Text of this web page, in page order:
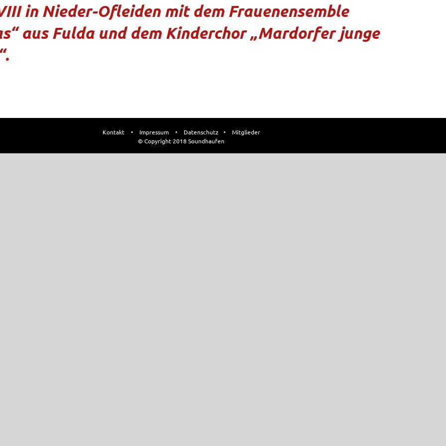
in Nieder-Ofleiden mit dem Frauenensemble
aus Fulda und dem Kinderchor „Mardorfer junge
Kontakt • Impressum • Datenschutz •
Mitglieder
© Copyright 2018 Soundhaufen